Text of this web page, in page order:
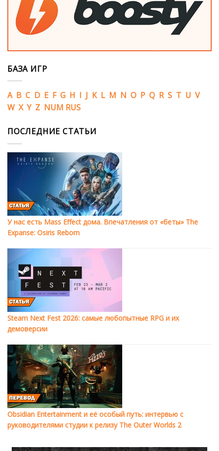
БАЗА ИГР
A B C D E F G H I J K L M N O P Q R S T U V
W X Y Z NUM RUS
ПОСЛЕДНИЕ СТАТЬИ
У нас есть Mass Effect дома. Впечатления от «беты» The
Expanse: Osiris Reborn
Steam Next Fest 2026: самые любопытные RPG и их
демоверсии
Obsidian Entertainment и её особый путь: интервью с
руководителями студии к релизу The Outer Worlds 2